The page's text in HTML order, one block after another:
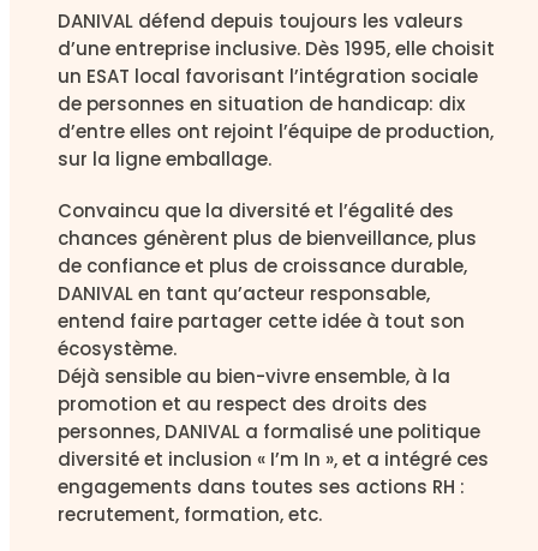
DANIVAL défend depuis toujours les valeurs
d’une entreprise inclusive. Dès 1995, elle choisit
un ESAT local favorisant l’intégration sociale
de personnes en situation de handicap: dix
d’entre elles ont rejoint l’équipe de production,
sur la ligne emballage.
Convaincu que la diversité et l’égalité des
chances génèrent plus de bienveillance, plus
de confiance et plus de croissance durable,
DANIVAL en tant qu’acteur responsable,
entend faire partager cette idée à tout son
écosystème.
Déjà sensible au bien-vivre ensemble, à la
promotion et au respect des droits des
personnes, DANIVAL a formalisé une politique
diversité et inclusion « I’m In », et a intégré ces
engagements dans toutes ses actions RH :
recrutement, formation, etc.